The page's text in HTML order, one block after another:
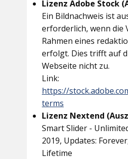
Lizenz Adobe Stock
Ein Bildnachweis ist
erforderlich, wenn die
Rahmen eines
erfolgt. Dies trifft auf
Webseite nicht zu.
Link:
https://
terms
Lizenz Nextend
Smart Slider -
2019, Updates:
Lifetime